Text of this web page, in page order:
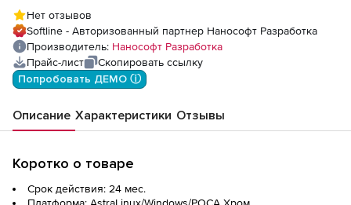
Нет отзывов
Softline - Авторизованный партнер Нанософт Разработка
Производитель: Нанософт Разработка
Прайс-лист
Скопировать ссылку
Попробовать ДЕМО ⓘ
Описание Характеристики Отзывы
Коротко о товаре
Срок действия: 24 мес.